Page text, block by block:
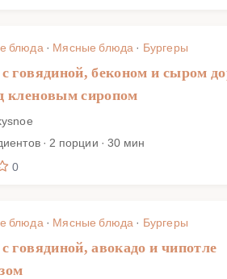
блюда· Мясные блюда · Бургеры
говядиной, беконом и сыром
кленовым сиропом
· 2 порции · 30 мин
0
блюда· Мясные блюда · Бургеры
говядиной, авокадо и чипотле